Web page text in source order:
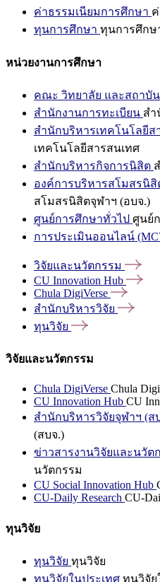
ค่าธรรมเนียมการศึกษา
ทุนการศึกษา ทุนการศึกษ
หน่วยงานการศึกษา
คณะ วิทยาลัย และสถาบัน
สำนักงานการทะเบียน สำ
สำนักบริหารเทคโนโลยีส
เทคโนโลยีสารสนเทศ
สำนักบริหารกิจการนิสิต
องค์การบริหารสโมสรนิสิ
สโมสรนิสิตจุฬาฯ (อบจ.)
ศูนย์การศึกษาทั่วไป ศูนย์
การประเมินออนไลน์
วิจัยและนวัตกรรม
CU Innovation Hub
Chula DigiVerse
สำนักบริหารวิจัย
ทุนวิจัย
วิจัยและนวัตกรรม
Chula DigiVerse Chula
CU Innovation Hub CU
สำนักบริหารวิจัยจุฬาฯ (ส
(สบจ.)
ข่าวสารงานวิจัยและนวัต
นวัตกรรม
CU Social Innovation Hub
CU-Daily Research CU-
ทุนวิจัย
ทุนวิจัย ทุนวิจัย
ทุนวิจัยในประเทศ ทุนวิจัย